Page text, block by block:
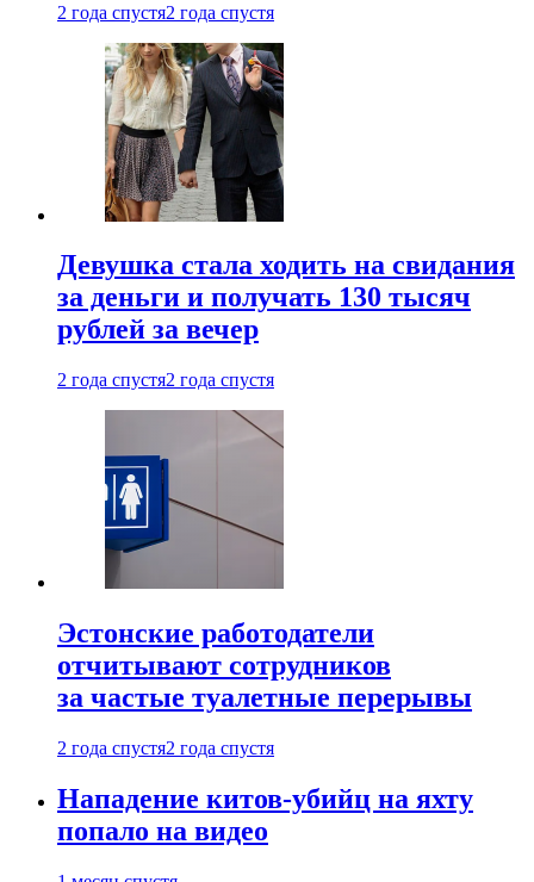
2 года спустя2 года спустя
Девушка стала ходить на свидания
за деньги и получать 130 тысяч
рублей за вечер
2 года спустя2 года спустя
Эстонские работодатели
отчитывают сотрудников
за частые туалетные перерывы
2 года спустя2 года спустя
Нападение китов-убийц на яхту
попало на видео